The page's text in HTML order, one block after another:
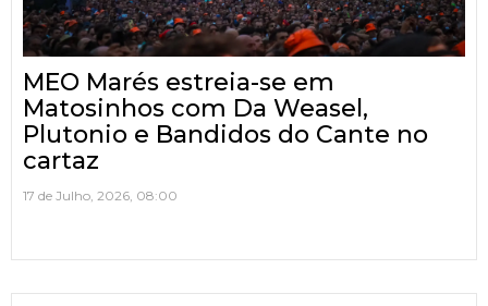
MEO Marés estreia-se em
Matosinhos com Da Weasel,
Plutonio e Bandidos do Cante no
cartaz
17 de Julho, 2026, 08:00